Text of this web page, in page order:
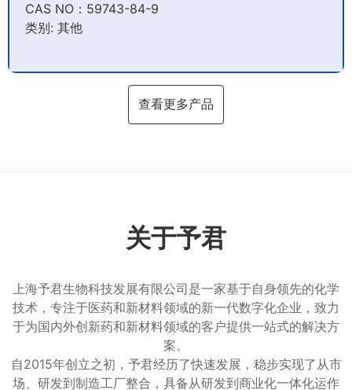
CAS NO：59743-84-9​
类别: 其他
查看更多产品
关于予君
上海予君生物科技发展有限公司是一家基于自身领先的化学
技术，专注于医药和新材料领域的新一代数字化企业，致力
于为国内外创新药和新材料领域的客户提供一站式的解决方
案。
自2015年创立之初，予君经历了快速发展，稳步实现了从市
场、研发到制造工厂整合，具备从研发到商业化一体化运作